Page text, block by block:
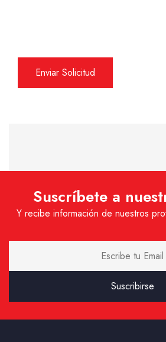
Suscríbete a
Y recibe información de nuestros